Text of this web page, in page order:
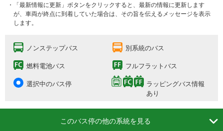
・「最新情報に更新」ボタンをクリックすると、最新の情報に更新します
が、車両が終点に到着していた場合は、その旨を伝えるメッセージを表示
します。
ノンステップバス 別系統のバス
燃料電池バス フルフラットバス
選択中のバス停
ラッピングバス情報
あり
このバス停の他の系統を見る 